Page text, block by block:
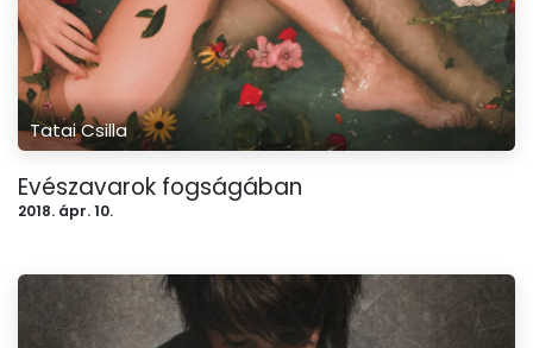
Tatai Csilla
Evészavarok fogságában
2018. ápr. 10.